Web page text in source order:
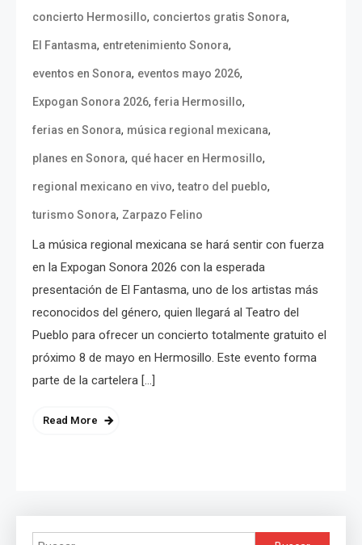
concierto Hermosillo, conciertos gratis Sonora,
El Fantasma, entretenimiento Sonora,
eventos en Sonora, eventos mayo 2026,
Expogan Sonora 2026, feria Hermosillo,
ferias en Sonora, música regional mexicana,
planes en Sonora, qué hacer en Hermosillo,
regional mexicano en vivo,teatro del pueblo,
turismo Sonora, Zarpazo Felino
La música regional mexicana se hará sentir con fuerza
en la Expogan Sonora 2026 con la esperada
presentación de El Fantasma, uno de los artistas más
reconocidos del género, quien llegará al Teatro del
Pueblo para ofrecer un concierto totalmente gratuito el
próximo 8 de mayo en Hermosillo. Este evento forma
parte de la cartelera […]
Read More
Buscar: